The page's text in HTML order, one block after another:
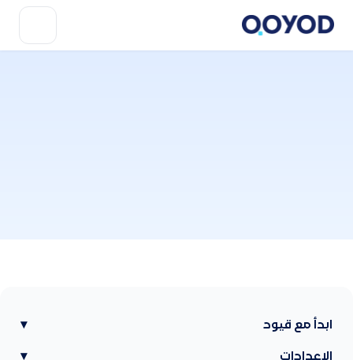
ابدأ مع قيود ▾
الإعدادات ▾